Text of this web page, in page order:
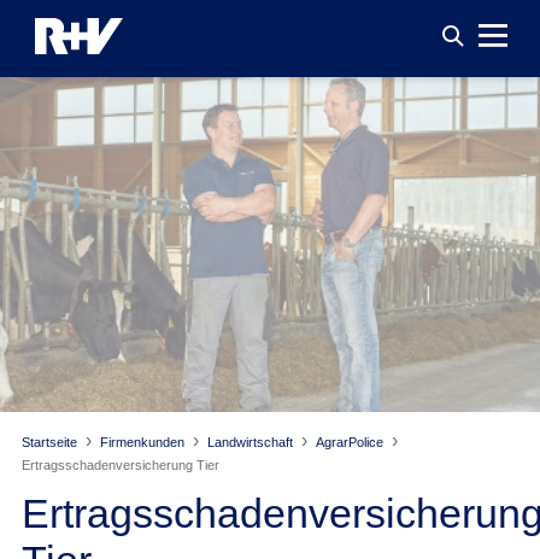
Startseite Firmenkunden Landwirtschaft
AgrarPolice
Ertragsschadenversicherung Tier